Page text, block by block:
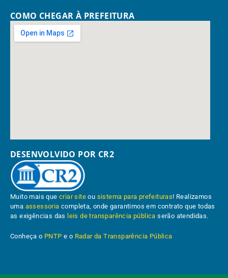
COMO CHEGAR À PREFEITURA
DESENVOLVIDO POR CR2
Muito mais quecriar site ou sistema para prefeituras! Realizamos
uma assessoria completa, onde garantimos em contrato que todas
as exigências das leis de transparência pública serão atendidas.
Conheça o PNTP e o Radar da Transparência Pública